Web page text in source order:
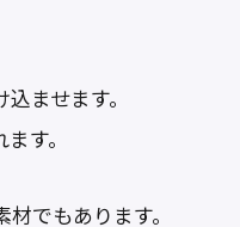
ませます。
す。
でもあります。